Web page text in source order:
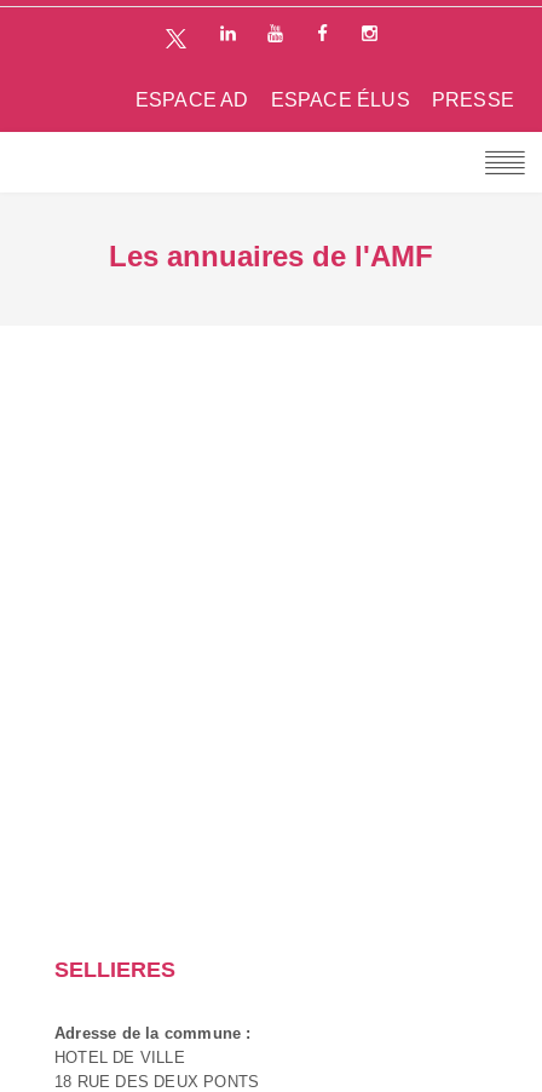
PRESSE
ESPACE ÉLUS
ESPACE AD
Les annuaires de l'AMF
SELLIERES
Adresse de la commune :
HOTEL DE VILLE
18 RUE DES DEUX PONTS